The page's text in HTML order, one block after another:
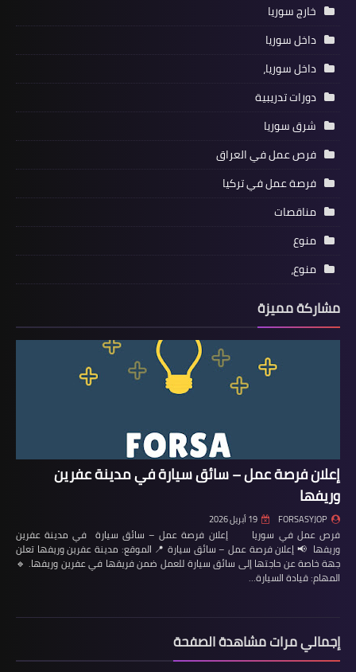
خارج سوريا
داخل سوريا
داخل سوريا،
دورات تدريبية
شرق سوريا
فرص عمل في العراق
فرصة عمل في تركيا
مناقصات
منوع
منوع،
مشاركة مميزة
إعلان فرصة عمل – سائق سيارة في مدينة عفرين
وريفها
FORSASYJOP 19 أبريل 2026
فرص عمل في سوريا إعلان فرصة عمل – سائق سيارة في مدينة عفرين
وريفها 📢 إعلان فرصة عمل – سائق سيارة 📍 الموقع: مدينة عفرين وريفها تعلن
جهة خاصة عن حاجتها إلى سائق سيارة للعمل ضمن فريقها في عفرين وريفها. 🔹
المهام: قيادة السيارة…
إجمالي مرات مشاهدة الصفحة